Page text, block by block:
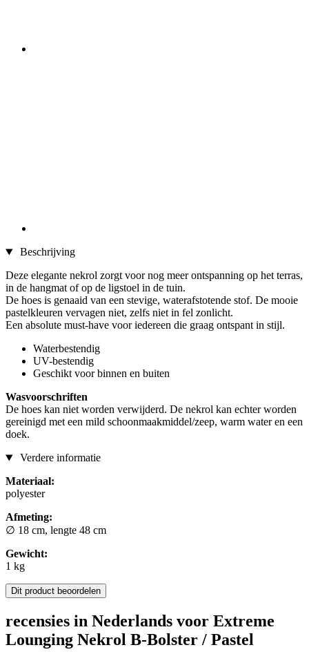
Beschrijving
Deze elegante nekrol zorgt voor nog meer ontspanning op het terras,
in de hangmat of op de ligstoel in de tuin.
De hoes is genaaid van een stevige, waterafstotende stof. De mooie
pastelkleuren vervagen niet, zelfs niet in fel zonlicht.
Een absolute must-have voor iedereen die graag ontspant in stijl.
Waterbestendig
UV-bestendig
Geschikt voor binnen en buiten
Wasvoorschriften
De hoes kan niet worden verwijderd. De nekrol kan echter worden
gereinigd met een mild schoonmaakmiddel/zeep, warm water en een
doek.
Verdere informatie
Materiaal:
polyester
Afmeting:
∅ 18 cm, lengte 48 cm
Gewicht:
1 kg
Dit product beoordelen
recensies in Nederlands voor Extreme
Lounging Nekrol B-Bolster / Pastel